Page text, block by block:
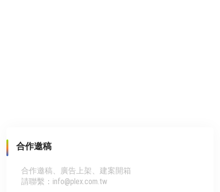
合作邀稿
合作邀稿、廣告上架、建案開箱
請聯繫：info@plex.com.tw